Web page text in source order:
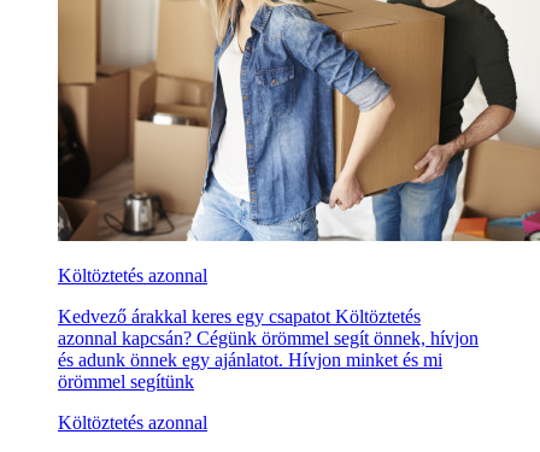
Költöztetés azonnal
Kedvező árakkal keres egy csapatot Költöztetés
azonnal kapcsán? Cégünk örömmel segít önnek, hívjon
és adunk önnek egy ajánlatot. Hívjon minket és mi
örömmel segítünk
Költöztetés azonnal